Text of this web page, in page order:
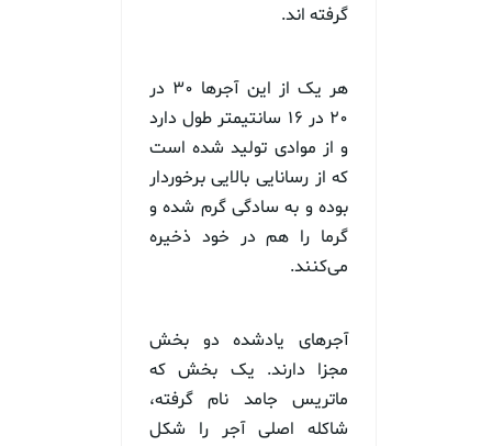
گرفته اند.
هر یک از این آجرها ۳۰ در
۲۰ در ۱۶ سانتیمتر طول دارد
و از موادی تولید شده است
که از رسانایی بالایی برخوردار
بوده و به سادگی گرم شده و
گرما را هم در خود ذخیره
می‌کنند.
آجرهای یادشده دو بخش
مجزا دارند. یک بخش که
ماتریس جامد نام گرفته،
شاکله اصلی آجر را شکل